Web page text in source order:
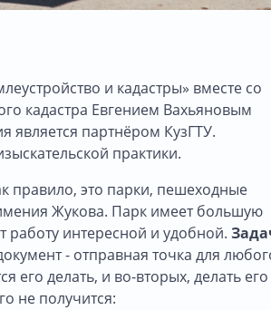
и кадастры» вместе со
кадастра Евгением Вахьяновым
партнёром КузГТУ.
практики.
правило, это парки, пешеходные
Жукова. Парк имеет большую
работу интересной и удобной.
- отправная точка для
его делать, и во-вторых, делать его
не получится: